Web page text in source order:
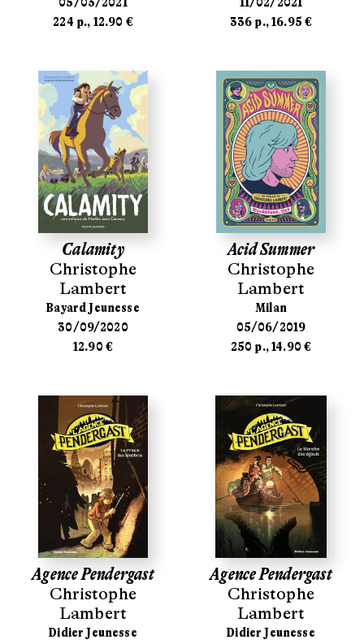
224 p., 12.90 €
336 p., 16.95 €
Calamity
Christophe
Lambert
Bayard Jeunesse
30/09/2020
12.90 €
Acid Summer
Christophe
Lambert
Milan
05/06/2019
250 p., 14.90 €
Agence Pendergast
Christophe
Lambert
Didier Jeunesse
Agence Pendergast
Christophe
Lambert
Didier Jeunesse